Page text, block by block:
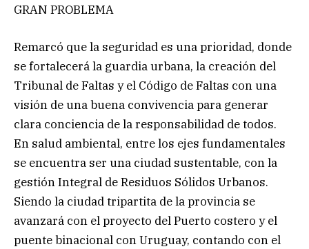
GRAN PROBLEMA
Remarcó que la seguridad es una prioridad, donde
se fortalecerá la guardia urbana, la creación del
Tribunal de Faltas y el Código de Faltas con una
visión de una buena convivencia para generar
clara conciencia de la responsabilidad de todos.
En salud ambiental, entre los ejes fundamentales
se encuentra ser una ciudad sustentable, con la
gestión Integral de Residuos Sólidos Urbanos.
Siendo la ciudad tripartita de la provincia se
avanzará con el proyecto del Puerto costero y el
puente binacional con Uruguay, contando con el